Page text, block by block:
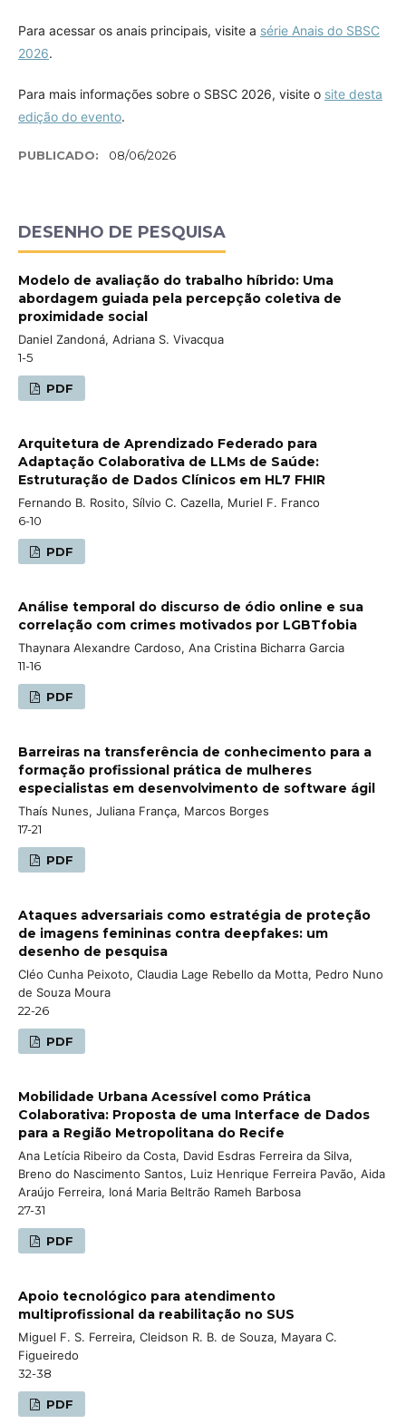
Para acessar os anais principais, visite a série Anais do SBSC
2026.
Para mais informações sobre o SBSC 2026, visite o site desta
edição do evento.
PUBLICADO: 08/06/2026
DESENHO DE PESQUISA
Modelo de avaliação do trabalho híbrido: Uma
abordagem guiada pela percepção coletiva de
proximidade social
Daniel Zandoná, Adriana S. Vivacqua
1-5
PDF
Arquitetura de Aprendizado Federado para
Adaptação Colaborativa de LLMs de Saúde:
Estruturação de Dados Clínicos em HL7 FHIR
Fernando B. Rosito, Sílvio C. Cazella, Muriel F. Franco
6-10
PDF
Análise temporal do discurso de ódio online e sua
correlação com crimes motivados por LGBTfobia
Thaynara Alexandre Cardoso, Ana Cristina Bicharra Garcia
11-16
PDF
Barreiras na transferência de conhecimento para a
formação profissional prática de mulheres
especialistas em desenvolvimento de software ágil
Thaís Nunes, Juliana França, Marcos Borges
17-21
PDF
Ataques adversariais como estratégia de proteção
de imagens femininas contra deepfakes: um
desenho de pesquisa
Cléo Cunha Peixoto, Claudia Lage Rebello da Motta, Pedro Nuno
de Souza Moura
22-26
PDF
Mobilidade Urbana Acessível como Prática
Colaborativa: Proposta de uma Interface de Dados
para a Região Metropolitana do Recife
Ana Letícia Ribeiro da Costa, David Esdras Ferreira da Silva,
Breno do Nascimento Santos, Luiz Henrique Ferreira Pavão, Aida
Araújo Ferreira, Ioná Maria Beltrão Rameh Barbosa
27-31
PDF
Apoio tecnológico para atendimento
multiprofissional da reabilitação no SUS
Miguel F. S. Ferreira, Cleidson R. B. de Souza, Mayara C.
Figueiredo
32-38
PDF